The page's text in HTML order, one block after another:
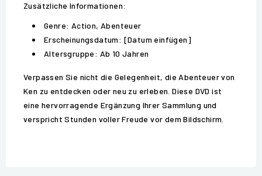
Zusätzliche Informationen:
Genre: Action, Abenteuer
Erscheinungsdatum: [Datum einfügen]
Altersgruppe: Ab 10 Jahren
Verpassen Sie nicht die Gelegenheit, die Abenteuer von
Ken zu entdecken oder neu zu erleben. Diese DVD ist
eine hervorragende Ergänzung Ihrer Sammlung und
verspricht Stunden voller Freude vor dem Bildschirm.